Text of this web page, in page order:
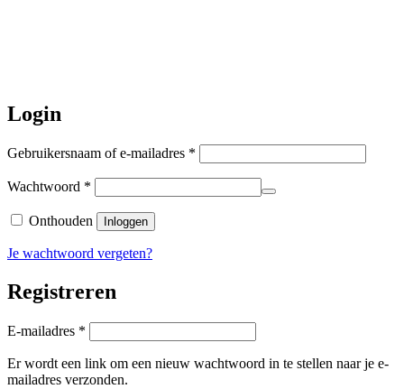
Login
Gebruikersnaam of e-mailadres *
Wachtwoord *
Onthouden Inloggen
Je wachtwoord vergeten?
Registreren
E-mailadres *
Er wordt een link om een nieuw wachtwoord in te stellen naar je e-
mailadres verzonden.